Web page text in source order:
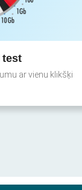
test
ar vienu klikšķi